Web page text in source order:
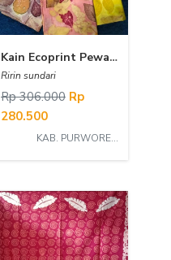
Kain Ecoprint Pewarna Alam
Ririn sundari
Rp 306.000 Rp
280.500
KAB. PURWOREJO